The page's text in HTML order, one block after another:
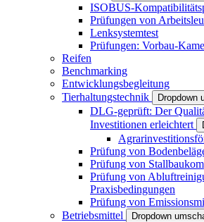
ISOBUS-
Prüfungen von
Lenksystemtest
Prüfungen: Vorbau-
Reifen
Benchmarking
Entwicklungsbegleitung
Tierhaltungstechnik
Dropdown
DLG-geprüft: Der
Investitionen erleichtert
Prüfung von
Prüfung von
Prüfung von
Praxisbedingungen
Prüfung von
Betriebsmittel
Dropdown